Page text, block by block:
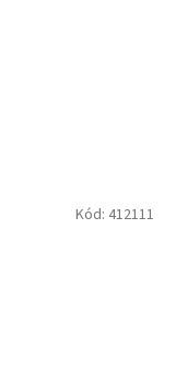
Kód: 412111